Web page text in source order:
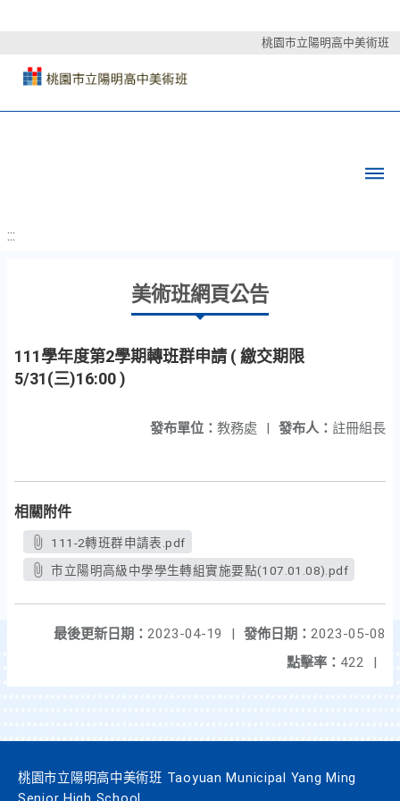
桃園市立陽明高中美術班
:::
美術班網頁公告
111學年度第2學期轉班群申請 ( 繳交期限
5/31(三)16:00 )
發布人： 註冊組長
發布單位： 教務處 |
相關附件
111-2轉班群申請表.pdf
市立陽明高級中學學生轉組實施要點(107.01.08).pdf
發佈日期： 2023-05-08
最後更新日期： 2023-04-19
|
點擊率： 422 |
桃園市立陽明高中美術班 Taoyuan Municipal Yang Ming